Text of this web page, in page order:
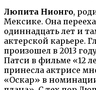
Люпита Нионго,
Мексике. Она
одиннадцать лет и
актерской карьере.
произошел в 2013
Патси в фильме «12
принесла актрисе
«Оскар» в